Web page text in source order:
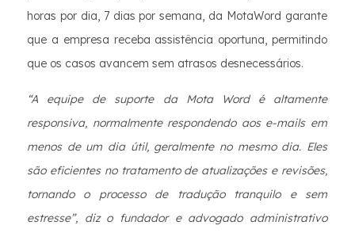
horas por dia, 7 dias por semana, da MotaWord garante
que a empresa receba assistência oportuna, permitindo
que os casos avancem sem atrasos desnecessários.
“A equipe de suporte da Mota Word é altamente
responsiva, normalmente respondendo aos e-mails em
menos de um dia útil, geralmente no mesmo dia. Eles
são eficientes no tratamento de atualizações e revisões,
tornando o processo de tradução tranquilo e sem
estresse”, diz o fundador e advogado administrativo